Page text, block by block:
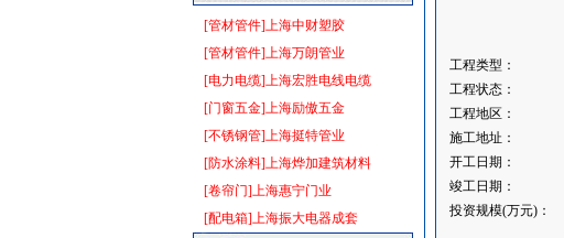
[管材管件]上海中财塑胶
[管材管件]上海万朗管业
[电力电缆]上海宏胜电线电缆
[门窗五金]上海励傲五金
[不锈钢管]上海挺特管业
[防水涂料]上海烨加建筑材料
[卷帘门]上海惠宁门业
[配电箱]上海振大电器成套
内外墙装饰材料 [采购中]
陶瓷制品
[采购中]
空调设备
[采购中]
消防设施
[采购中]
给排水系统
[采购中]
给排水阀门 [采购中]
石英灯
[采购中]
电气控制开关 [采购中]
给排水系统 [采购中]
工程类型：
工程状态：
工程地区：
施工地址：
开工日期：
竣工日期：
投资规模(万元)：